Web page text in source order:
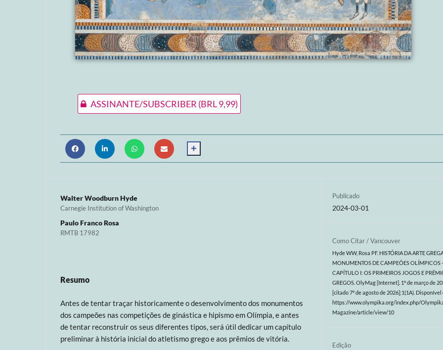
ASSINANTE/SUBSCRIBER (BRL 9,99)
+
Walter Woodburn Hyde
Carnegie Institution of Washington
Paulo Franco Rosa
RMTB 17982
Resumo
Antes de tentar traçar historicamente o desenvolvimento dos monumentos
dos campeões nas competições de ginástica e hipismo em Olímpia, e antes
de tentar reconstruir os seus diferentes tipos, será útil dedicar um capítulo
preliminar à história inicial do atletismo grego e aos prêmios de vitória.
Publicado
2024-03-01
Como Citar / Vancouver
Hyde WW, Rosa PF. HISTÓRIA DA ARTE
MONUMENTOS DE CAMPEÕES OLÍMPICOS -
CAPÍTULO I: OS PRIMEIROS JOGOS E
GREGOS. OlyMag [Internet]. 1º de março de
[citado 7º de agosto de 2026];1(1A). Disponível
https://www.olympika.org/index.php/
Magazine/article/view/10
Edição